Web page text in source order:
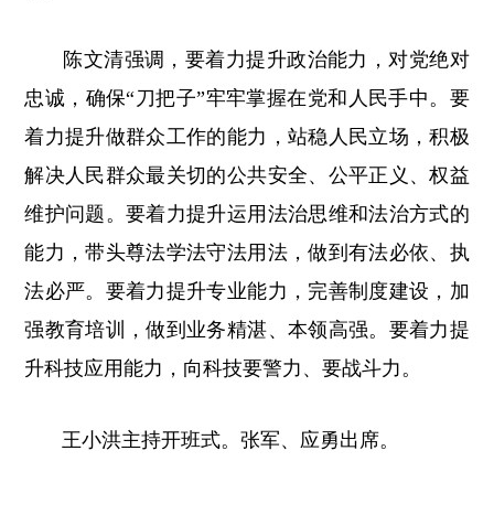
陈文清强调，要着力提升政治能力，对党绝对
忠诚，确保“刀把子”牢牢掌握在党和人民手中。要
着力提升做群众工作的能力，站稳人民立场，积极
解决人民群众最关切的公共安全、公平正义、权益
维护问题。要着力提升运用法治思维和法治方式的
能力，带头尊法学法守法用法，做到有法必依、执
法必严。要着力提升专业能力，完善制度建设，加
强教育培训，做到业务精湛、本领高强。要着力提
升科技应用能力，向科技要警力、要战斗力。
王小洪主持开班式。张军、应勇出席。